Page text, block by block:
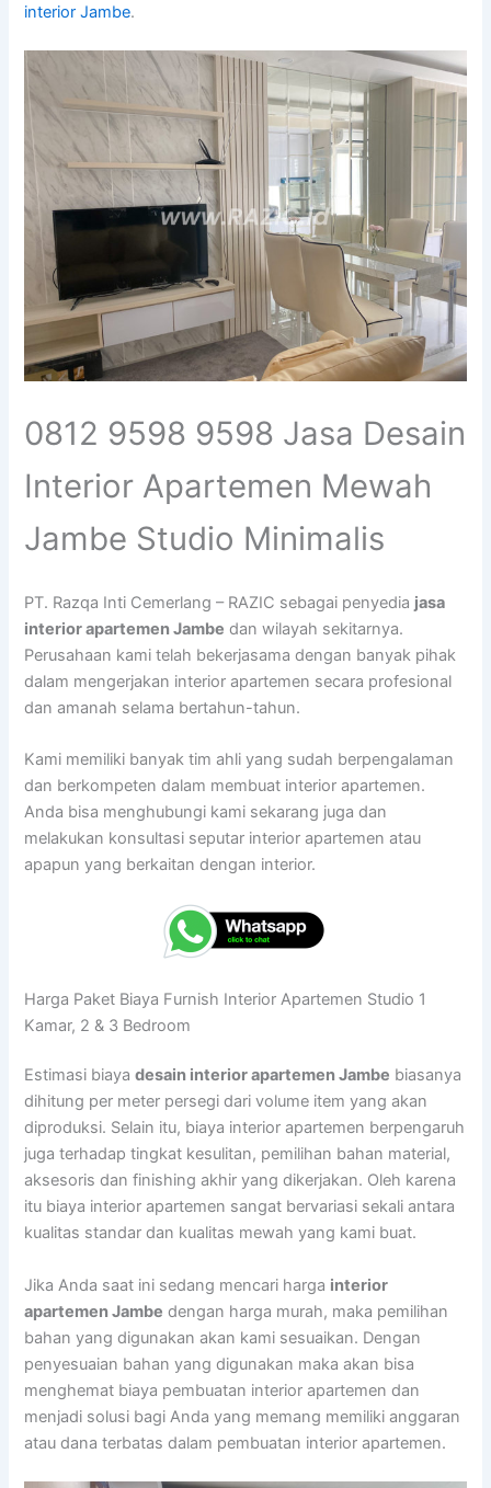
interior Jambe.
0812 9598 9598 Jasa Desain
Interior Apartemen Mewah
Jambe Studio Minimalis
PT. Razqa Inti Cemerlang – RAZIC sebagai penyedia jasa
interior apartemen Jambe dan wilayah sekitarnya.
Perusahaan kami telah bekerjasama dengan banyak pihak
dalam mengerjakan interior apartemen secara profesional
dan amanah selama bertahun-tahun.
Kami memiliki banyak tim ahli yang sudah berpengalaman
dan berkompeten dalam membuat interior apartemen.
Anda bisa menghubungi kami sekarang juga dan
melakukan konsultasi seputar interior apartemen atau
apapun yang berkaitan dengan interior.
Harga Paket Biaya Furnish Interior Apartemen Studio 1
Kamar, 2 & 3 Bedroom
Estimasi biayadesain interior apartemen Jambe biasanya
dihitung per meter persegi dari volume item yang akan
diproduksi. Selain itu, biaya interior apartemen berpengaruh
juga terhadap tingkat kesulitan, pemilihan bahan material,
aksesoris dan finishing akhir yang dikerjakan. Oleh karena
itu biaya interior apartemen sangat bervariasi sekali antara
kualitas standar dan kualitas mewah yang kami buat.
Jika Anda saat ini sedang mencari harga interior
apartemen Jambe dengan harga murah, maka pemilihan
bahan yang digunakan akan kami sesuaikan. Dengan
penyesuaian bahan yang digunakan maka akan bisa
menghemat biaya pembuatan interior apartemen dan
menjadi solusi bagi Anda yang memang memiliki anggaran
atau dana terbatas dalam pembuatan interior apartemen.